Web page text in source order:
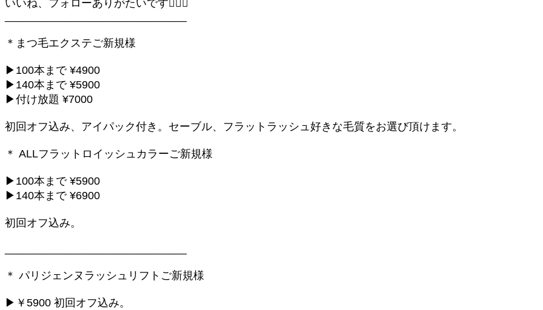
いいね、フォローありがたいです🙇‍♀️✨
＊まつ毛エクステご新規様
▶100本まで ¥4900
▶140本まで ¥5900
▶付け放題 ¥7000
初回オフ込み、アイパック付き。セーブル、フラットラッシュ好きな毛質をお選び頂けます。
＊ ALLフラットロイッシュカラーご新規様
▶100本まで ¥5900
▶140本まで ¥6900
初回オフ込み。
＊ パリジェンヌラッシュリフトご新規様
▶￥5900 初回オフ込み。